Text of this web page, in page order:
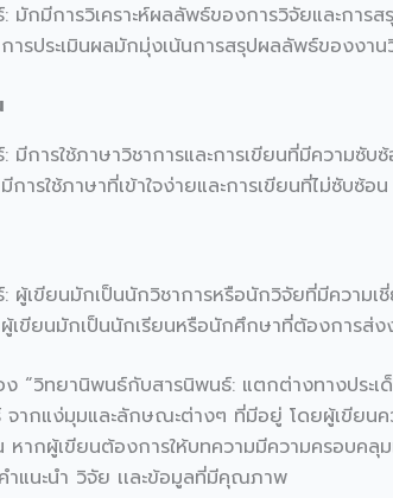
มักมีการวิเคราะห์ผลลัพธ์ของการวิจัยและการส
ารประเมินผลมักมุ่งเน้นการสรุปผลลัพธ์ของงาน
มีการใช้ภาษาวิชาการและการเขียนที่มีความซับ
การใช้ภาษาที่เข้าใจง่ายและการเขียนที่ไม่ซับซ้อน
ผู้เขียนมักเป็นนักวิชาการหรือนักวิจัยที่มีความเ
เขียนมักเป็นนักเรียนหรือนักศึกษาที่ต้องการส่ง
ง “วิทยานิพนธ์กับสารนิพนธ์: แตกต่างทางประ
จากแง่มุมและลักษณะต่างๆ ที่มีอยู่ โดยผู้เขียนค
หากผู้เขียนต้องการให้บทความมีความครอบคลุ
แนะนำ วิจัย เเละข้อมูลที่มีคุณภาพ